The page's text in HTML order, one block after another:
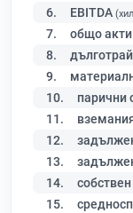
6. EBITDA
7. общо
8.
9.
10. парични
11.
12.
13.
14.
15.